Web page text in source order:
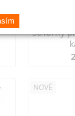
Stříbrný
NOVÉ